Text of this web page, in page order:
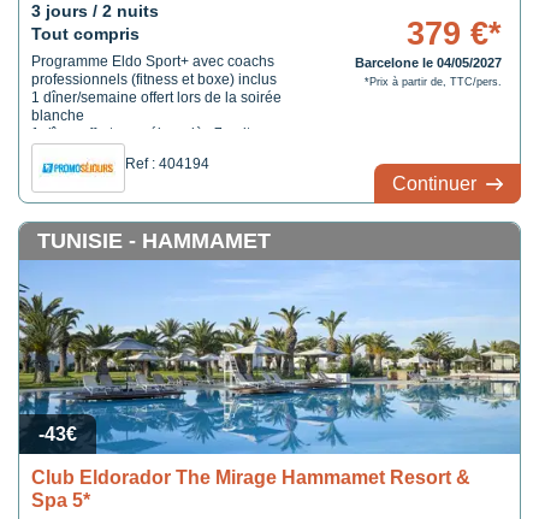
3 jours / 2 nuits
Tout compris
Programme Eldo Sport+ avec coachs
professionnels (fitness et boxe) inclus
1 dîner/semaine offert lors de la soirée
blanche
1 dîner offert par séjour dès 7 nuits
Ref : 404194
379 €*
Barcelone le 04/05/2027
*Prix à partir de, TTC/pers.
Continuer
-43€
TUNISIE - HAMMAMET
Club Eldorador The Mirage Hammamet Resort &
Spa 5*